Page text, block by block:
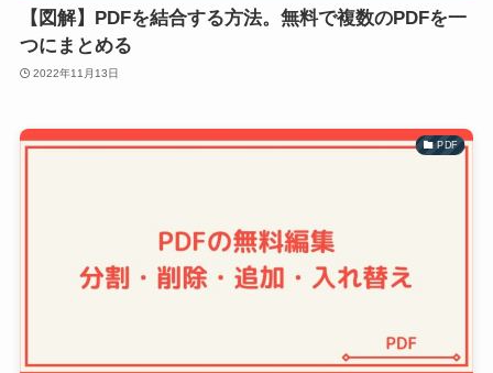
【図解】PDFを結合する方法。無料で複数のPDFを一
つにまとめる
2022年11月13日
PDF